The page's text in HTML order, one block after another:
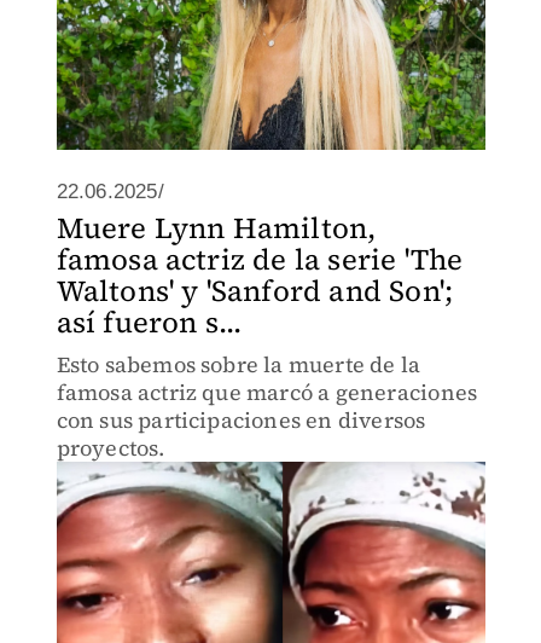
22.06.2025/
Muere Lynn Hamilton,
famosa actriz de la serie 'The
Waltons' y 'Sanford and Son';
así fueron s...
Esto sabemos sobre la muerte de la
famosa actriz que marcó a generaciones
con sus participaciones en diversos
proyectos.